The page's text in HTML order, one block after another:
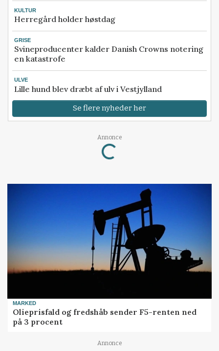
KULTUR
Herregård holder høstdag
GRISE
Svineproducenter kalder Danish Crowns notering
en katastrofe
ULVE
Lille hund blev dræbt af ulv i Vestjylland
Se flere nyheder her
Annonce
Loading...
MARKED
Olieprisfald og fredshåb sender F5-renten ned
på 3 procent
Annonce